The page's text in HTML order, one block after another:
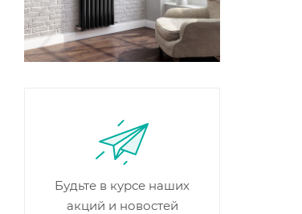
Будьте в курсе наших
акций и новостей